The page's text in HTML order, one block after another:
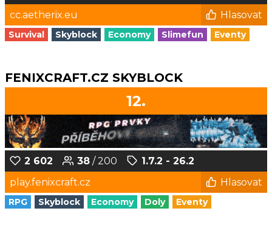
cc.aetherix.eu
Hlasovat
Survival Skyblock Economy Slimefun Eventy
FENIXCRAFT.CZ SKYBLOCK
12.
2 602 38 / 200
1.7.2 - 26.2
play.fenixcraft.cz
Hlasovat
RPG Skyblock Economy Doly Eventy